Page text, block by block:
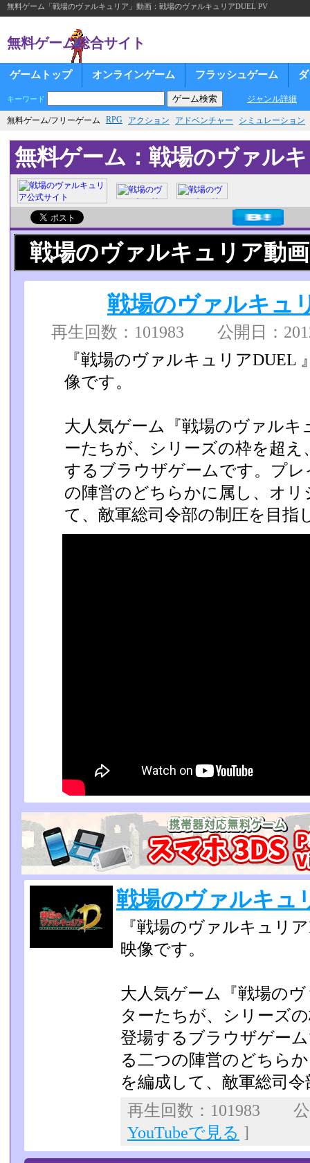
無料ゲーム「戦場のヴァルキュリア」動画：戦場のヴァルキュリアDUEL PV
無料ゲーム総合サイト
ゲームトップ オンラインゲーム フラッシュゲーム
キーワード ジャンル詳細
無料ゲーム/フリーゲーム RPG アクション アドベンチャー シミュレーション
無料ゲーム：戦場のヴァル
戦場のヴァルキュリア動画
戦場のヴァルキュ
再生回数：101983 公開日：
『戦場のヴァルキュリアDUEL
像です。
大人気ゲーム『戦場のヴァル
ーたちが、シリーズの枠を超
するブラウザゲームです。プ
の陣営のどちらか­に属し、オ
て、敵軍総司令部の制圧を目指
戦場のヴァルキュ
『戦場のヴァルキュリ
映像です。
大人気ゲーム『戦場の
ターたちが、シリーズ
登場するブラウザゲー
る二つの陣営のどちら
を編成して、敵軍総司
再生回数：101983
YouTubeで見る ]